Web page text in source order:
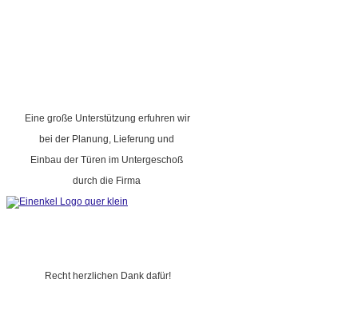
Eine große Unterstützung erfuhren wir
bei der Planung, Lieferung und
Einbau der Türen im Untergeschoß
durch die Firma
Recht herzlichen Dank dafür!